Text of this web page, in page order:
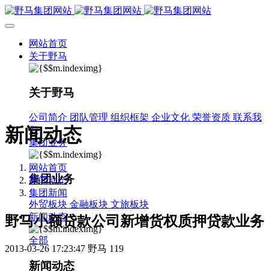
网站首页
关于野马
关于野马
公司简介 团队管理 组织框架 企业文化 荣誉资质 联系我
们
集团业务
集团业务
外贸板块 金融板块 文旅板块
新闻动态
全部
新闻动态
新闻动态
网站首页
新闻动态
集团新闻
野马小额贷款公司新增货权质押贷款业务
2013-03-26 17:23:47 野马 119